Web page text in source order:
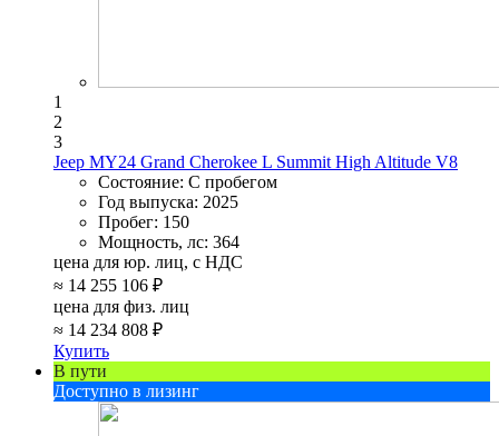
1
2
3
Jeep MY24 Grand Cherokee L Summit High Altitude V8
Состояние: С пробегом
Год выпуска: 2025
Пробег: 150
Мощность, лс: 364
цена для юр. лиц, с НДС
≈ 14 255 106 ₽
цена для физ. лиц
≈ 14 234 808 ₽
Купить
В пути
Доступно в лизинг